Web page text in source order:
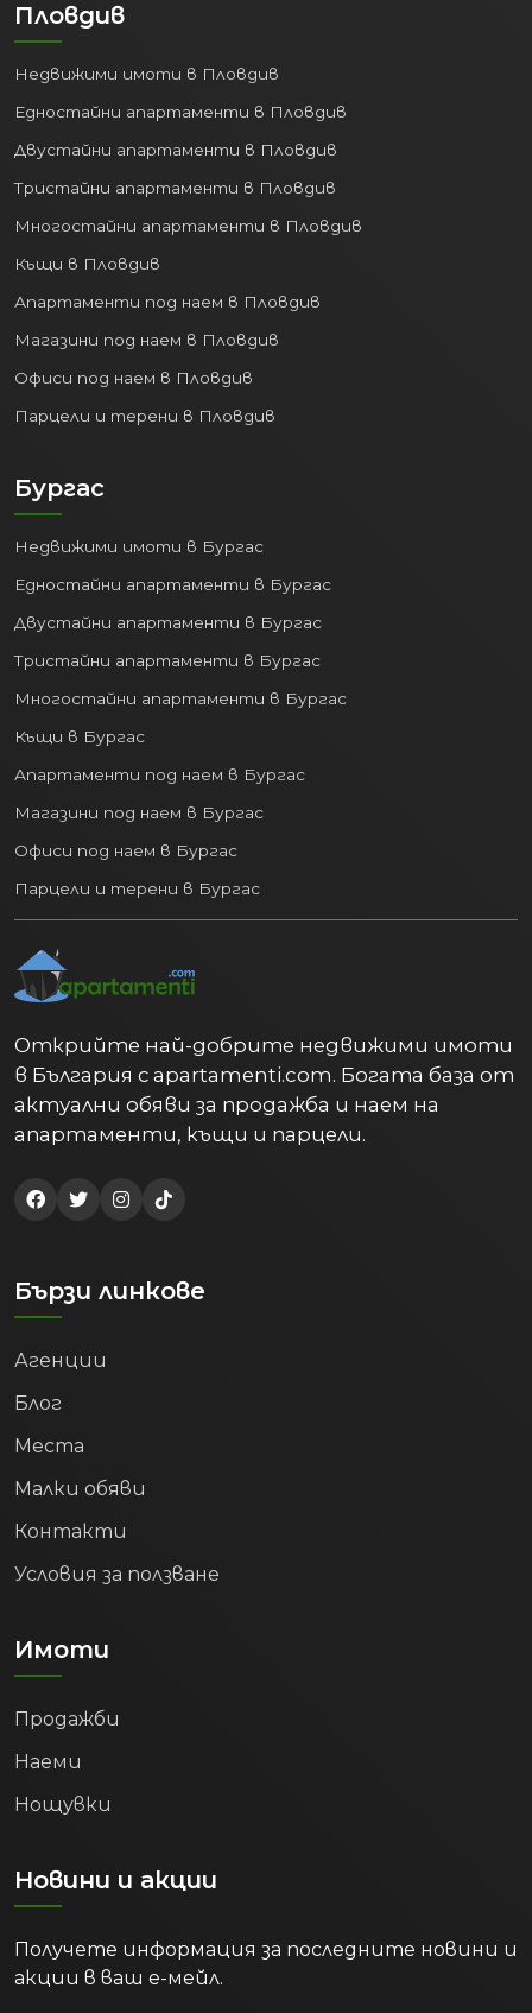
Пловдив
Недвижими имоти в Пловдив
Едностайни апартаменти в Пловдив
Двустайни апартаменти в Пловдив
Тристайни апартаменти в Пловдив
Многостайни апартаменти в Пловдив
Къщи в Пловдив
Апартаменти под наем в Пловдив
Магазини под наем в Пловдив
Офиси под наем в Пловдив
Парцели и терени в Пловдив
Бургас
Недвижими имоти в Бургас
Едностайни апартаменти в Бургас
Двустайни апартаменти в Бургас
Тристайни апартаменти в Бургас
Многостайни апартаменти в Бургас
Къщи в Бургас
Апартаменти под наем в Бургас
Магазини под наем в Бургас
Офиси под наем в Бургас
Парцели и терени в Бургас
Открийте най-добрите недвижими имоти
в България с apartamenti.com. Богата база от
актуални обяви за продажба и наем на
апартаменти, къщи и парцели.
Бързи линкове
Агенции
Блог
Места
Малки обяви
Контакти
Условия за ползване
Имоти
Продажби
Наеми
Нощувки
Новини и акции
Получете информация за последните новини и
акции в ваш е-мейл.